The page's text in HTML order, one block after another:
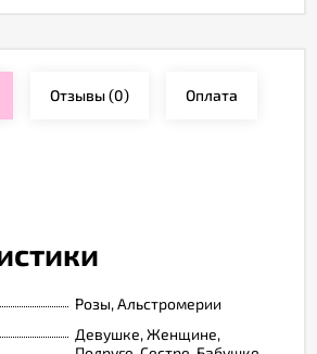
Отзывы(0) Оплата
Розы, Альстромерии
Девушке, Женщине,